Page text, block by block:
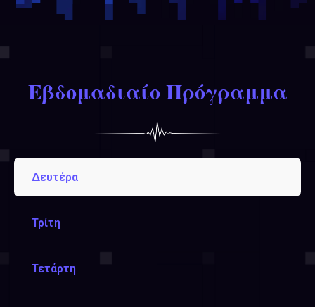
Εβδομαδιαίο Πρόγραμμα
Δευτέρα
Τρίτη
Τετάρτη